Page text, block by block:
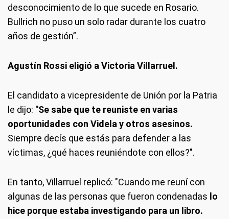
desconocimiento de lo que sucede en Rosario.
Bullrich no puso un solo radar durante los cuatro
años de gestión”.
Agustín Rossi eligió a Victoria Villarruel.
El candidato a vicepresidente de Unión por la Patria
le dijo: "Se sabe que te reuniste en varias
oportunidades con Videla y otros asesinos.
Siempre decís que estás para defender a las
víctimas, ¿qué haces reuniéndote con ellos?".
En tanto, Villarruel replicó: "Cuando me reuní con
algunas de las personas que fueron condenadas lo
hice porque estaba investigando para un libro.